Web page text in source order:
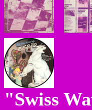
"Swiss